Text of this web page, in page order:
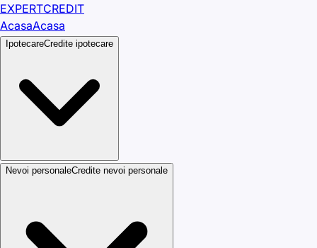
EXPERTCREDIT
AcasaAcasa
IpotecareCredite ipotecare
Nevoi personaleCredite nevoi personale